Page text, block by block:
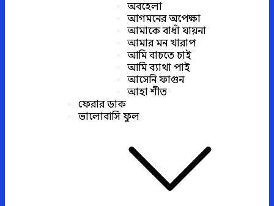
অবহেলা
আগমনের অপেক্ষা
আমাকে বাধাঁ যায়না
আমার মন খারাপ
আমি বাচতে চাই
আমি ব্যাথা পাই
আসেনি ফাগুন
আহা শীত
ফেরার ডাক
ভালোবাসি ফুল